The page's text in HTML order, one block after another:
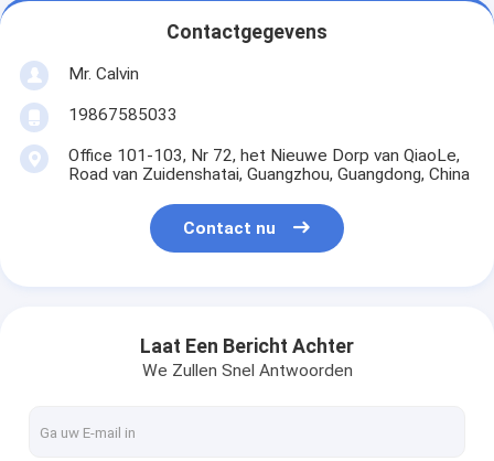
Contactgegevens
Mr. Calvin
19867585033
Office 101-103, Nr 72, het Nieuwe Dorp van QiaoLe,
Road van Zuidenshatai, Guangzhou, Guangdong, China
Contact nu
Laat Een Bericht Achter
We Zullen Snel Antwoorden